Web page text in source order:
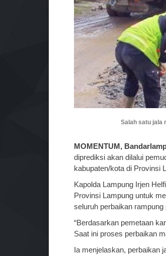
Salah satu jala
MOMENTUM,
diprediksi akan dilalui
kabupaten/kota di Provinsi
Kapolda Lampung Irjen
Provinsi Lampung untuk
seluruh perbaikan
“Berdasarkan pemetaan
Saat ini proses perbaikan
Ia menjelaskan, perbaikan